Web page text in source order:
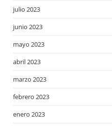
julio 2023
junio 2023
mayo 2023
abril 2023
marzo 2023
febrero 2023
enero 2023